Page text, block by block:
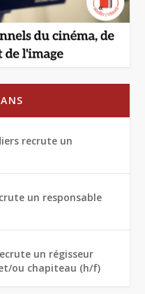
recrute un
un responsable
un régisseur
ou chapiteau (h/f)